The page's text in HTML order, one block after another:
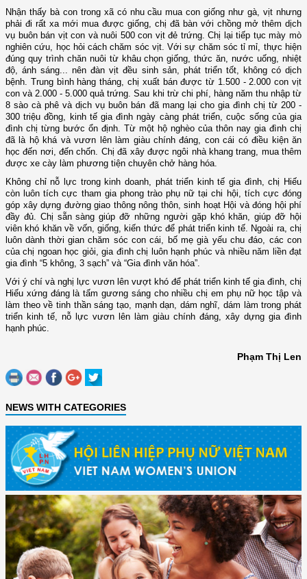
Nhận thấy bà con trong xã có nhu cầu mua con giống như gà, vịt nhưng
phải đi rất xa mới mua được giống, chị đã bàn với chồng mở thêm dịch
vụ buôn bán vịt con và nuôi 500 con vịt đẻ trứng. Chị lại tiếp tục mày mò
nghiên cứu, học hỏi cách chăm sóc vịt. Với sự chăm sóc tỉ mỉ, thực hiện
đúng quy trình chăn nuôi từ khâu chọn giống, thức ăn, nước uống, nhiệt
độ, ánh sáng... nên đàn vịt đều sinh sản, phát triển tốt, không có dịch
bệnh. Trung bình hàng tháng, chị xuất bán được từ 1.500 - 2.000 con vịt
con và 2.000 - 5.000 quả trứng. Sau khi trừ chi phí, hàng năm thu nhập từ
8 sào cà phê và dịch vụ buôn bán đã mang lại cho gia đình chị từ 200 -
300 triệu đồng, kinh tế gia đình ngày càng phát triển, cuộc sống của gia
đình chị từng bước ổn định. Từ một hộ nghèo của thôn nay gia đình chị
đã là hộ khá và vươn lên làm giàu chính đáng, con cái có điều kiện ăn
học đến nơi, đến chốn. Chị đã xây được ngôi nhà khang trang, mua thêm
được xe cày làm phương tiện chuyên chở hàng hóa.
Không chỉ nỗ lực trong kinh doanh, phát triển kinh tế gia đình, chị Hiếu
còn luôn tích cực tham gia phong tràophụ nữ tạic hi hội, tích cực đóng
góp xây dựng đường giao thông nông thôn, sinh hoạt Hội và đóng hội phí
đầy đủ. Chị sẵn sàng giúp đỡ những người gặp khó khăn, giúp đỡ hội
viên khó khăn về vốn, giống, kiến thức để phát triển kinh tế. Ngoài ra, chị
luôn dành thời gian chăm sóc con cái, bố mẹ già yếu chu đáo, các con
của chị ngoan học giỏi, gia đình chị luôn hạnh phúc và nhiều năm liền đạt
gia đình “5 không, 3 sạch” và “Gia đình văn hóa”.
Với ý chí và nghị lực vươn lên vượt khó để phát triển kinh tế gia đình, chị
Hiếu xứng đáng là tấm gương sáng cho nhiều chị em phụ nữ học tập và
làm theo về tinh thần sáng tạo, mạnh dạn, dám nghĩ, dám làm trong phát
triển kinh tế, nỗ lực vươn lên làm giàu chính đáng, xây dựng gia đình
hạnh phúc.
Phạm Thị Len
NEWS WITH CATEGORIES